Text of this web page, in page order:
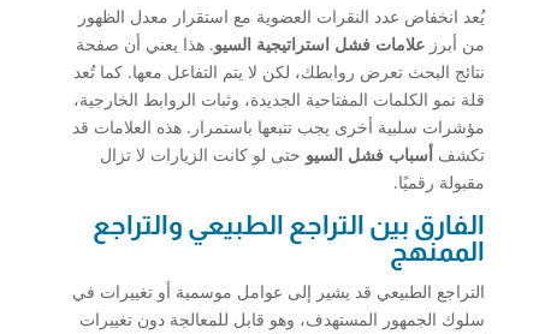
يُعد انخفاض عدد النقرات العضوية مع استقرار معدل الظهور
من أبرز علامات فشل استراتيجية السيو. هذا يعني أن صفحة
نتائج البحث تعرض روابطك، لكن لا يتم التفاعل معها. كما تُعد
قلة نمو الكلمات المفتاحية الجديدة، وثبات الروابط الخارجية،
مؤشرات سلبية أخرى يجب تتبعها باستمرار. هذه العلامات قد
تكشف أسباب فشل السيو حتى لو كانت الزيارات لا تزال
مقبولة رقميًا.
الفارق بين التراجع الطبيعي والتراجع
الممنهج
التراجع الطبيعي قد يشير إلى عوامل موسمية أو تغييرات في
سلوك الجمهور المستهدف، وهو قابل للمعالجة دون تغييرات